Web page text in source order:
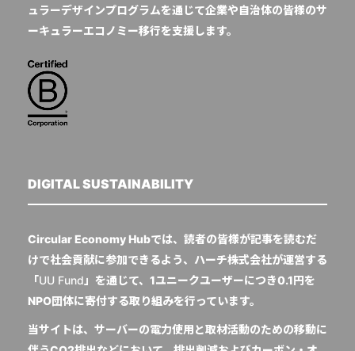
ュラーデザインプログラムを通じて企業や自治体の皆様のサ
ーキュラーエコノミー移行を支援します。
DIGITAL SUSTAINABILITY
Circular Economy Hubでは、読者の皆様が記事を読むだ
けで社会貢献に参加できるよう、ハーチ株式会社が運営する
「UU Fund 」を通じて、1ユニークユーザーにつき0.1円を
NPO団体に寄付する取り組みを行っています。
当サイトは、サーバーの電力使用と取材活動のための移動に